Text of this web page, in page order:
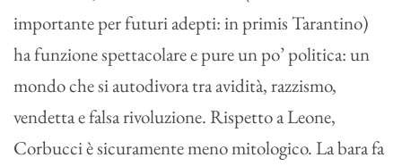
importante per futuri adepti: in primis Tarantino)
ha funzione spettacolare e pure un po’ politica: un
mondo che si autodivora tra avidità, razzismo,
vendetta e falsa rivoluzione. Rispetto a Leone,
Corbucci è sicuramente meno mitologico. La bara fa